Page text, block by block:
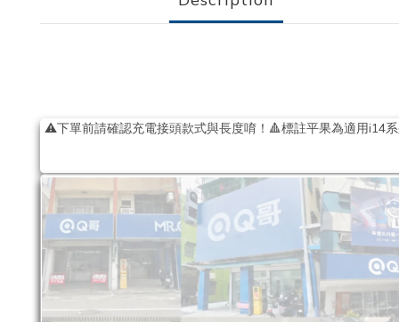
⚠下單前請確認充電接頭款式與長度唷！🔺標註平果為適用i14